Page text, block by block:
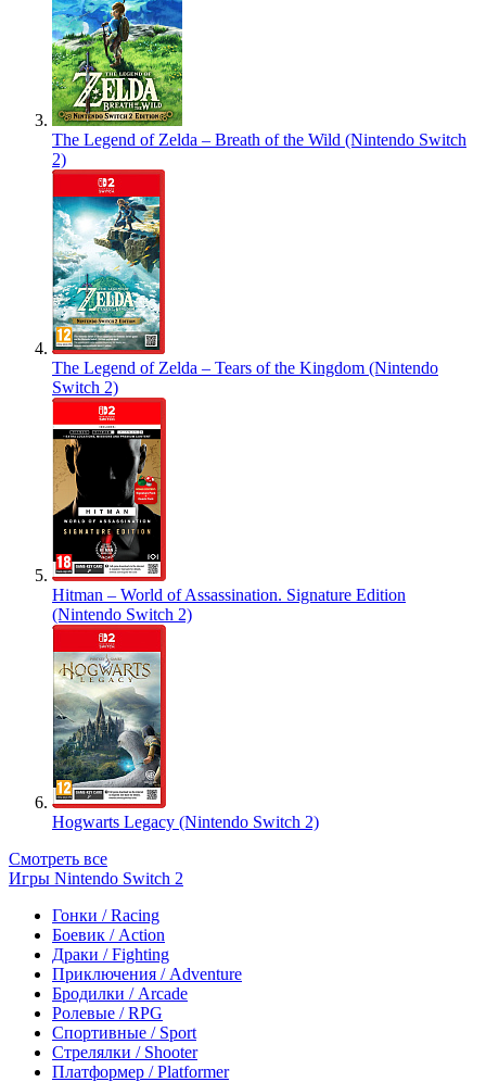
The Legend of Zelda – Breath of the Wild (Nintendo Switch
2)
The Legend of Zelda – Tears of the Kingdom (Nintendo
Switch 2)
Hitman – World of Assassination. Signature Edition
(Nintendo Switch 2)
Hogwarts Legacy (Nintendo Switch 2)
Смотреть все
Игры Nintendo Switch 2
Гонки / Racing
Боевик / Action
Драки / Fighting
Приключения / Adventure
Бродилки / Arcade
Ролевые / RPG
Спортивные / Sport
Стрелялки / Shooter
Платформер / Platformer